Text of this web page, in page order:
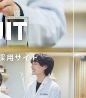
用サイト